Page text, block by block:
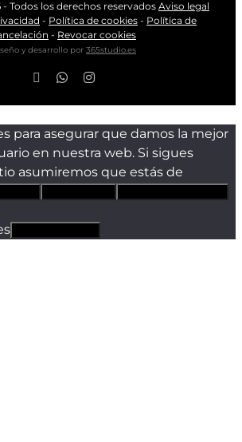
- Todos los derechos reservados Aviso legal
- Política de cookies - Política de
- Revocar cookies
y desarrollo por 365studio.es
FacebookWhatsAppInstagram
para asegurar que damos la mejor
en nuestra web. Si sigues
asumiremos que estás de